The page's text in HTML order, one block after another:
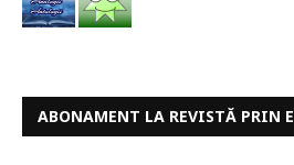
ABONAMENT LA REVISTĂ PRIN